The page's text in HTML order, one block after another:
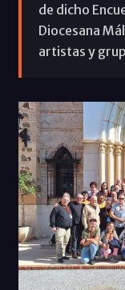
de dicho
Diocesana
artistas y